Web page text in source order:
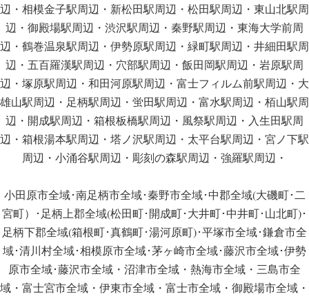
辺・相模金子駅周辺・新松田駅周辺・松田駅周辺・東山北駅周
辺・御殿場駅周辺・渋沢駅周辺・秦野駅周辺・東海大学前周
辺・鶴巻温泉駅周辺・伊勢原駅周辺・緑町駅周辺・井細田駅周
辺・五百羅漢駅周辺・穴部駅周辺・飯田岡駅周辺・岩原駅周
辺・塚原駅周辺・和田河原駅周辺・富士フィルム前駅周辺・大
雄山駅周辺・足柄駅周辺・蛍田駅周辺・富水駅周辺・栢山駅周
辺・開成駅周辺・箱根板橋駅周辺・風祭駅周辺・入生田駅周
辺・箱根湯本駅周辺・塔ノ沢駅周辺・太平台駅周辺・宮ノ下駅
周辺・小涌谷駅周辺・彫刻の森駅周辺・強羅駅周辺・
小田原市全域･南足柄市全域･秦野市全域･中郡全域(大磯町･二
宮町）･足柄上郡全域(松田町･開成町･大井町･中井町･山北町)･
足柄下郡全域(箱根町･真鶴町･湯河原町)･平塚市全域･鎌倉市全
域･清川村全域･相模原市全域･茅ヶ崎市全域･藤沢市全域･伊勢
原市全域･藤沢市全域・沼津市全域・熱海市全域・三島市全
域・富士宮市全域・伊東市全域・富士市全域・御殿場市全域・